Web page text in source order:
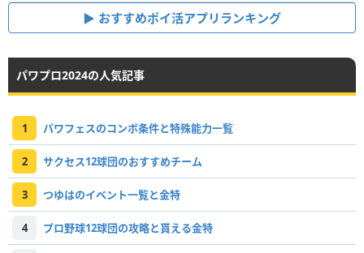
おすすめポイ活アプリランキング
パワプロ2024の人気記事
1 パワフェスのコンボ条件と特殊能力一覧
2 サクセス12球団のおすすめチーム
3 つゆはのイベント一覧と金特
4 プロ野球12球団の攻略と貰える金特